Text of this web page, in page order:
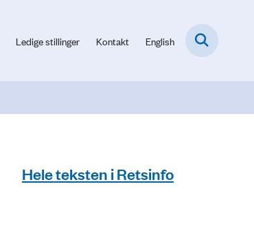
Ledige stillinger Kontakt English
Hele teksten i Retsinfo